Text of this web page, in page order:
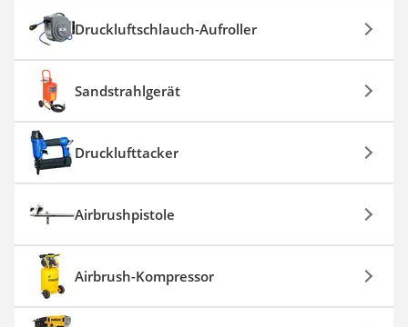
Druckluftschlauch-Aufroller
Sandstrahlgerät
Drucklufttacker
Airbrushpistole
Airbrush-Kompressor